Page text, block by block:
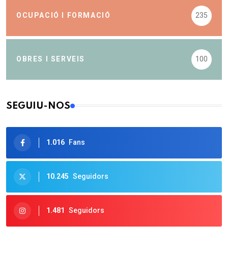
OCUPACIÓ I FORMACIÓ 235
OBRES I SERVEIS 100
SEGUIU-NOS
1.016 Fans
10.245 Seguidors
1.481 Seguidors